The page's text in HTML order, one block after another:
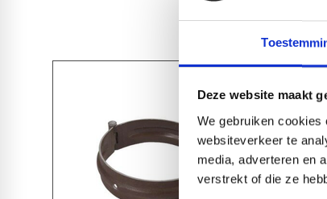
Deze website maakt
We gebruiken
websiteverkeer te
media, adverteren en
verstrekt of die ze